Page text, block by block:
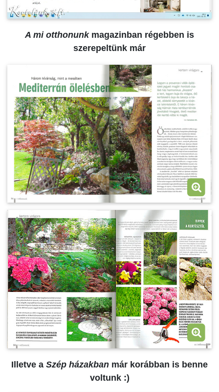
A mi otthonunkmagazinban régebben is
szerepeltünk már
Illetve a Szép házakban már korábban is benne
voltunk :)